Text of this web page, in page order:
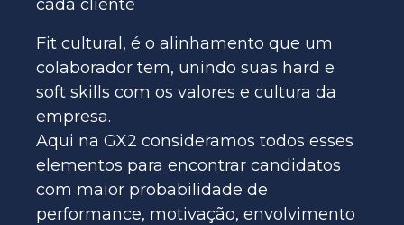
cada cliente
Fit cultural, é o alinhamento que um
colaborador tem, unindo suas hard e
soft skills com os valores e cultura da
empresa.
Aqui na GX2 consideramos todos esses
elementos para encontrar candidatos
com maior probabilidade de
performance, motivação, envolvimento